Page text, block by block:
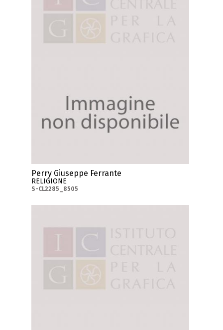
Perry Giuseppe Ferrante
RELIGIONE
S-CL2285_8505